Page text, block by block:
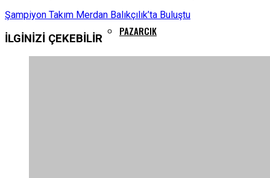
PAZARCIK
Şampiyon Takım Merdan Balıkçılık’ta Buluştu
İLGİNİZİ ÇEKEBİLİR